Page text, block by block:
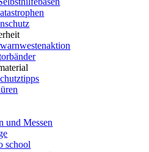
und Messen
school